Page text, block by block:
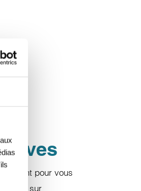
pour vous
sur